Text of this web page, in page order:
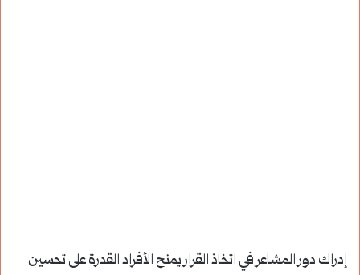
إدراك دور المشاعر في اتخاذ القرار يمنح الأفراد القدرة على تحسين